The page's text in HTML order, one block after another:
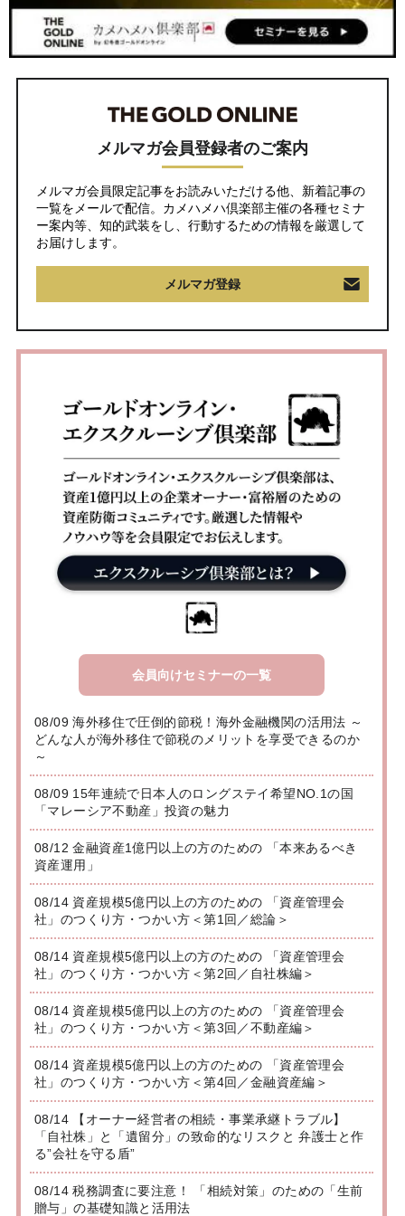
メルマガ会員登録者のご案内
メルマガ会員限定記事をお読みいただける他、新着記事の
一覧をメールで配信。カメハメハ倶楽部主催の各種セミナ
ー案内等、知的武装をし、行動するための情報を厳選して
お届けします。
メルマガ登録
会員向けセミナーの一覧
08/09 海外移住で圧倒的節税！海外金融機関の活用法 ～
どんな人が海外移住で節税のメリットを享受できるのか
～
08/09 15年連続で日本人のロングステイ希望NO.1の国
「マレーシア不動産」投資の魅力
08/12 金融資産1億円以上の方のための 「本来あるべき
資産運用」
08/14 資産規模5億円以上の方のための 「資産管理会
社」のつくり方・つかい方＜第1回／総論＞
08/14 資産規模5億円以上の方のための 「資産管理会
社」のつくり方・つかい方＜第2回／自社株編＞
08/14 資産規模5億円以上の方のための 「資産管理会
社」のつくり方・つかい方＜第3回／不動産編＞
08/14 資産規模5億円以上の方のための 「資産管理会
社」のつくり方・つかい方＜第4回／金融資産編＞
08/14 【オーナー経営者の相続・事業承継トラブル】
「自社株」と「遺留分」の致命的なリスクと 弁護士と作
る”会社を守る盾”
08/14 税務調査に要注意！ 「相続対策」のための「生前
贈与」の基礎知識と活用法